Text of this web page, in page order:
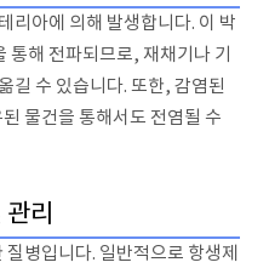
리아에 의해 발생합니다. 이 박
통해 전파되므로, 재채기나 기
길 수 있습니다. 또한, 감염된
물건을 통해서도 전염될 수
리
병입니다. 일반적으로 항생제